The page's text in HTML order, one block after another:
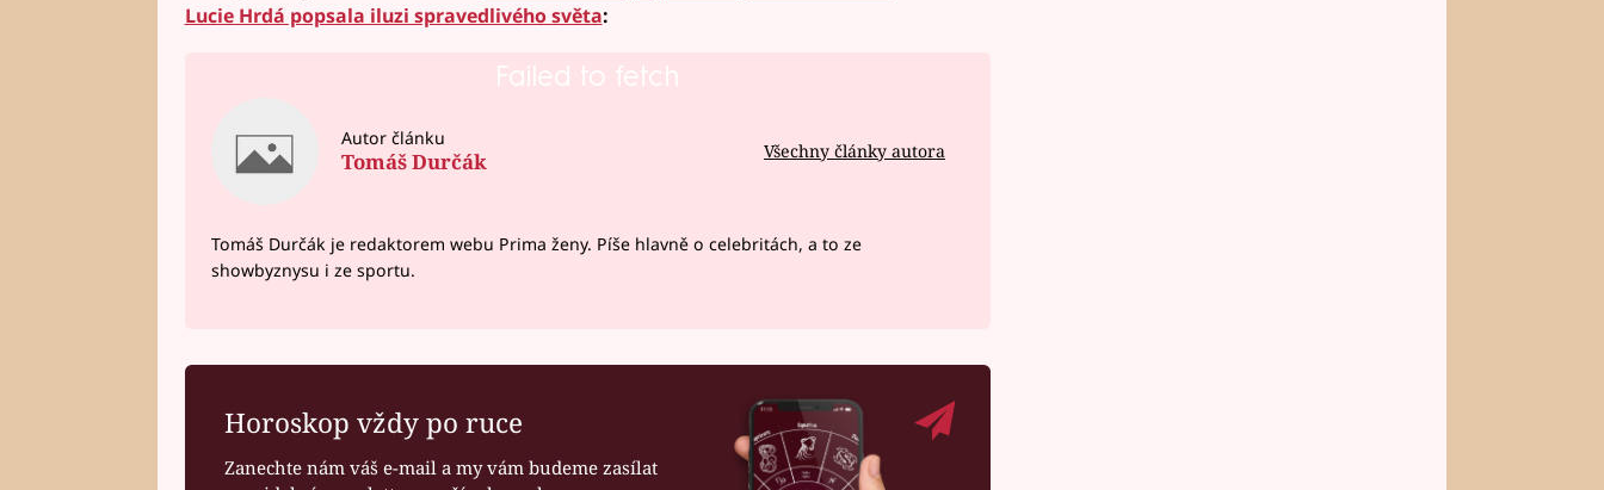
Lucie Hrdá popsala iluzi spravedlivého světa:
Failed to fetch
Autor článku
Tomáš Durčák Všechny články autora
Tomáš Durčák je redaktorem webu Prima ženy. Píše hlavně o celebritách, a to ze
showbyznysu i ze sportu.
Horoskop vždy po ruce
Zanechte nám váš e-mail a my vám budeme zasílat